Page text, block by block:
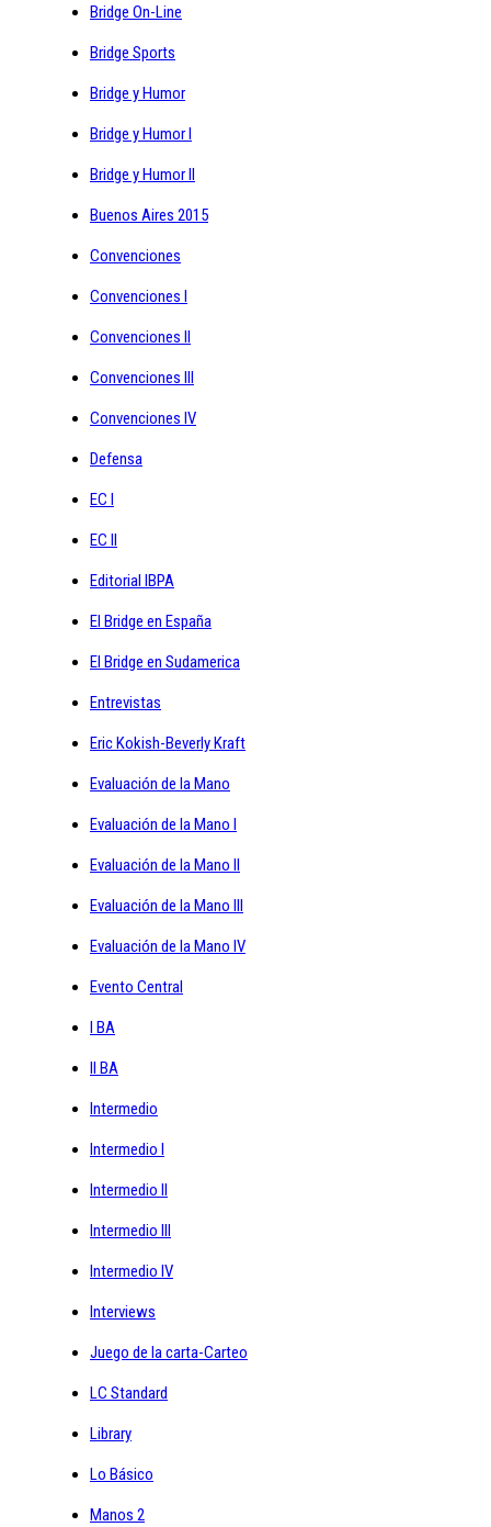
Bridge On-Line
Bridge Sports
Bridge y Humor
Bridge y Humor I
Bridge y Humor II
Buenos Aires 2015
Convenciones
Convenciones I
Convenciones II
Convenciones III
Convenciones IV
Defensa
EC I
EC II
Editorial IBPA
El Bridge en España
El Bridge en Sudamerica
Entrevistas
Eric Kokish-Beverly Kraft
Evaluación de la Mano
Evaluación de la Mano I
Evaluación de la Mano II
Evaluación de la Mano III
Evaluación de la Mano IV
Evento Central
I BA
II BA
Intermedio
Intermedio I
Intermedio II
Intermedio III
Intermedio IV
Interviews
Juego de la carta-Carteo
LC Standard
Library
Lo Básico
Manos 2